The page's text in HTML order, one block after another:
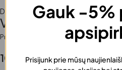
Drabužiai ,Vyrams
Vyriškos kepurės
Prieinamumas Turime
10.00€
Gauk -5%
Prisijunk prie mūsų